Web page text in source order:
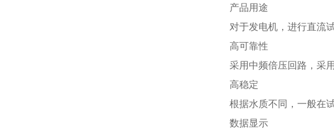
产品用途
对于发电机，进行直流
高可靠性
采用中频倍压回路，采
高稳定
根据水质不同，一般在
数据显示